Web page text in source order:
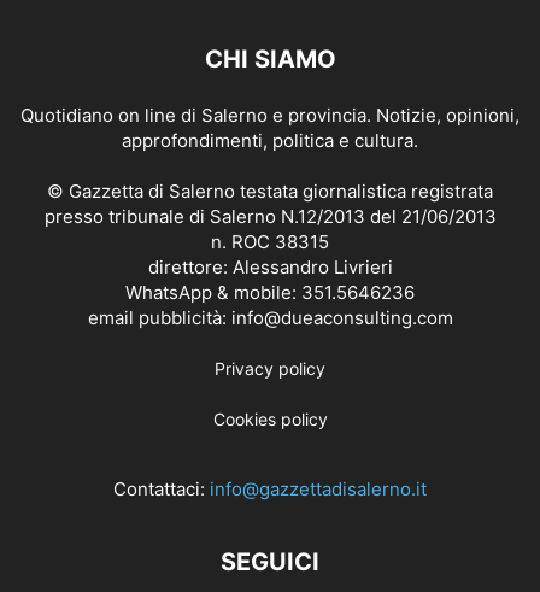
CHI SIAMO
Quotidiano on line di Salerno e provincia. Notizie, opinioni,
approfondimenti, politica e cultura.
© Gazzetta di Salerno testata giornalistica registrata
presso tribunale di Salerno N.12/2013 del 21/06/2013
n. ROC 38315
direttore: Alessandro Livrieri
WhatsApp & mobile: 351.5646236
email pubblicità: info@dueaconsulting.com
Privacy policy
Cookies policy
Contattaci: info@gazzettadisalerno.it
SEGUICI